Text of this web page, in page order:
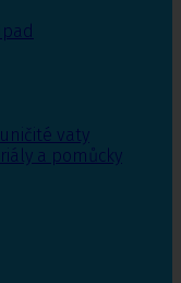
vaty
a pomůcky